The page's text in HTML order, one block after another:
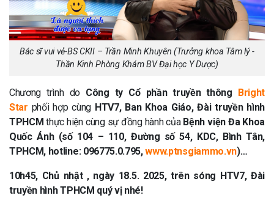
Bác sĩ vui vẻ-BS CKII – Trần Minh Khuyên (Trưởng khoa Tâm lý -
Thần Kinh Phòng Khám BV Đại học Y Dược)
Chương trình do Công ty Cổ phần truyền thông Bright
Star phối hợp cùng HTV7, Ban Khoa Giáo, Đài truyền hình
TPHCM thực hiện cùng sự đồng hành củaBệnh viện Đa Khoa
Quốc Ánh (số 104 – 110, Đường số 54, KDC, Bình Tân,
TPHCM, hotline: 096775.0.795,www.ptnsgiammo.vn)…
10h45, Chủ nhật , ngày 18.5. 2025, trên sóng HTV7, Đài
truyền hình TPHCM quý vị nhé!